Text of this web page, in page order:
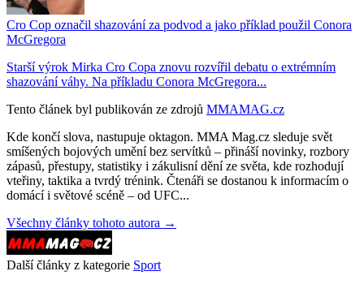
Cro Cop označil shazování za podvod a jako příklad použil Conora
McGregora
Starší výrok Mirka Cro Copa znovu rozvířil debatu o extrémním
shazování váhy. Na příkladu Conora McGregora...
Tento článek byl publikován ze zdrojů MMAMAG.cz
Kde končí slova, nastupuje oktagon. MMA Mag.cz sleduje svět
smíšených bojových umění bez servítků – přináší novinky, rozbory
zápasů, přestupy, statistiky i zákulisní dění ze světa, kde rozhodují
vteřiny, taktika a tvrdý trénink. Čtenáři se dostanou k informacím o
domácí i světové scéně – od UFC...
Všechny články tohoto autora →
Další články z kategorie Sport